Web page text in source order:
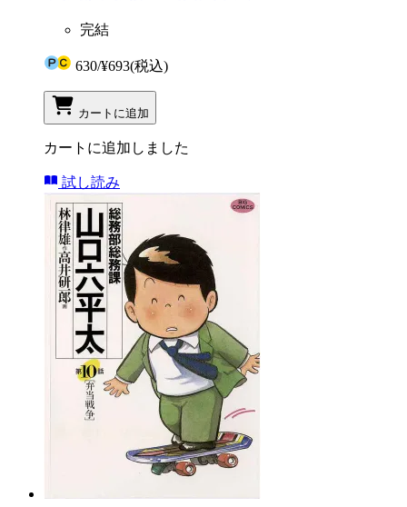
完結
630/¥693(税込)
カートに追加
カートに追加しました
試し読み